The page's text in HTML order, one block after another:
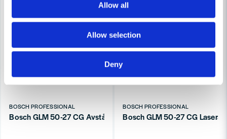
Allow all
Allow selection
Deny
BOSCH PROFESSIONAL
Bosch GLM 50-27 CG Avståndsmätare Grön 50m
BOSCH PROFESSIONAL
Bosch GLM 50-27 CG